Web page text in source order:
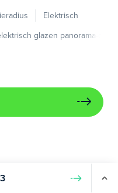
Elektrisch
glazen panorama-dak
Volgende